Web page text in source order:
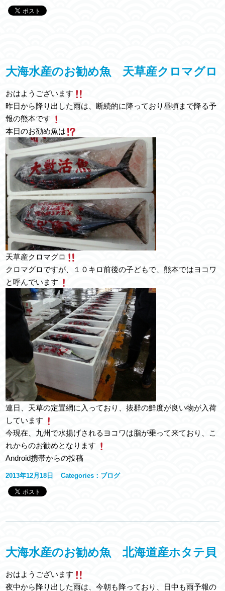
大海水産のお勧め魚 天草産クロマグロ
おはようございます
昨日から降り出した雨は、断続的に降っており昼頃まで降る予
報の熊本です
本日のお勧め魚は
天草産クロマグロ
クロマグロですが、１０キロ前後の子どもで、熊本ではヨコワ
と呼んでいます
連日、天草の定置網に入っており、抜群の鮮度が良い物が入荷
しています
今現在、九州で水揚げされるヨコワは脂が乗って来ており、こ
れからのお勧めとなります
Android携帯からの投稿
2013年12月18日 Categories： ブログ
大海水産のお勧め魚 北海道産ホタテ貝
おはようございます
夜中から降り出した雨は、今朝も降っており、日中も雨予報の